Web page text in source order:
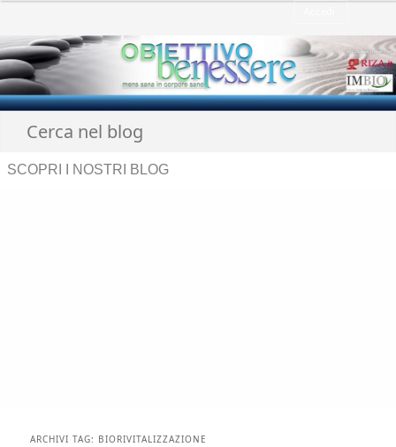
ARCHIVI TAG: BIORIVITALIZZAZIONE